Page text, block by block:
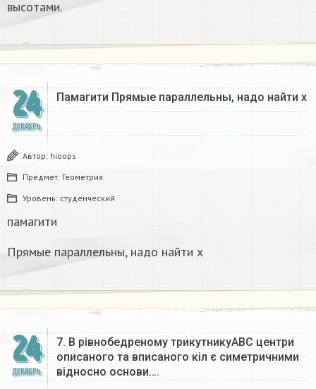
высотами.
24
ДЕКАБРЬ
Памагити Прямые параллельны, надо найти x
Автор: hioops
Предмет: Геометрия
Уровень: студенческий
памагити
Прямые параллельны, надо найти x
24
ДЕКАБРЬ
7. В рівнобедреному трикутникуАВС центри
описаного та вписаного кіл є симетричними
відносно основи….